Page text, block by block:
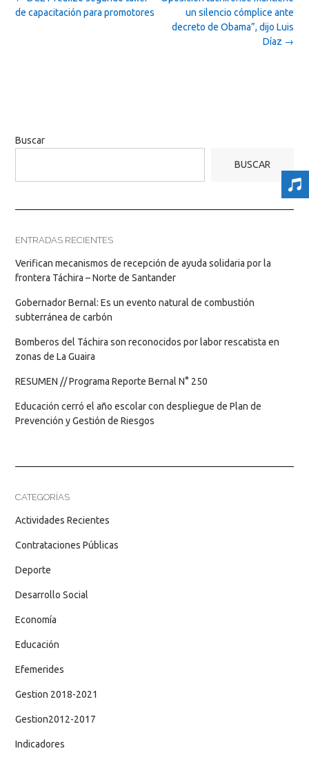
navigation
un silencio cómplice ante
decreto de Obama”, dijo Luis
Díaz →
de capacitación para promotores
Buscar
BUSCAR
ENTRADAS RECIENTES
Verifican mecanismos de recepción de ayuda solidaria por la
frontera Táchira – Norte de Santander
Gobernador Bernal: Es un evento natural de combustión
subterránea de carbón
Bomberos del Táchira son reconocidos por labor rescatista en
zonas de La Guaira
RESUMEN // Programa Reporte Bernal N° 250
Educación cerró el año escolar con despliegue de Plan de
Prevención y Gestión de Riesgos
CATEGORÍAS
Actividades Recientes
Contrataciones Públicas
Deporte
Desarrollo Social
Economía
Educación
Efemerides
Gestion 2018-2021
Gestion2012-2017
Indicadores